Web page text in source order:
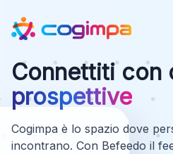
Connettiti con
prospettive
Cogimpa è lo spazio dove
incontrano. Con Befeedo il